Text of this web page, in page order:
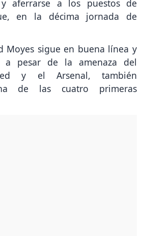
y aferrarse a los puestos de
en la décima jornada de
Moyes sigue en buena línea y
pesar de la amenaza del
y el Arsenal, también
de las cuatro primeras